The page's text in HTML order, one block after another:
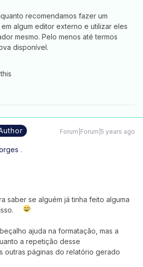
recomendamos fazer um
algum editor externo e utilizar eles
mesmo. Pelo menos até termos
disponível.
Forum|Forum|5 years ago
.
saber se alguém já tinha feito alguma
ajuda na formatação, mas a
a repetição desse
outras páginas do relatório gerado